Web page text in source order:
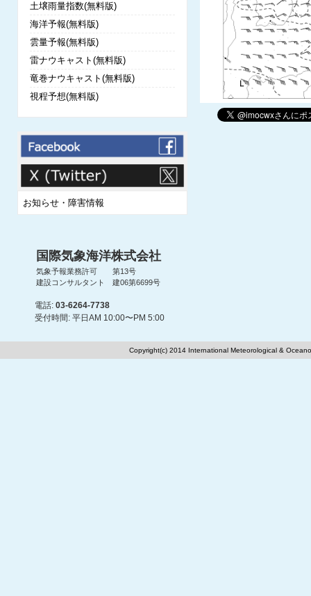
土壌雨量指数(無料版)
海洋予報(無料版)
雲量予報(無料版)
雷ナウキャスト(無料版)
竜巻ナウキャスト(無料版)
視程予想(無料版)
お知らせ・障害情報
国際気象海洋株式会社
気象予報業務許可 第13号
建設コンサルタント 建06第6699号
電話: 03-6264-7738
受付時間: 平日AM 10:00〜PM 5:00
Copyright(c) 2014 International Meteorological &